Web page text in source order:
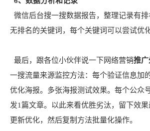
微信后台搜一搜数据报告，整理记录有
无排名的关键词，每个关键词可以尝试优
最后，跟各位小伙伴说一下网络营销推广
一搜流量来源监控方法：每个验证信息加
优化海报。多张海报测试效果。每个公众
发1篇文章。以此来看优胜劣汰，留下效
更新优化，然后复制方法批量化操作。